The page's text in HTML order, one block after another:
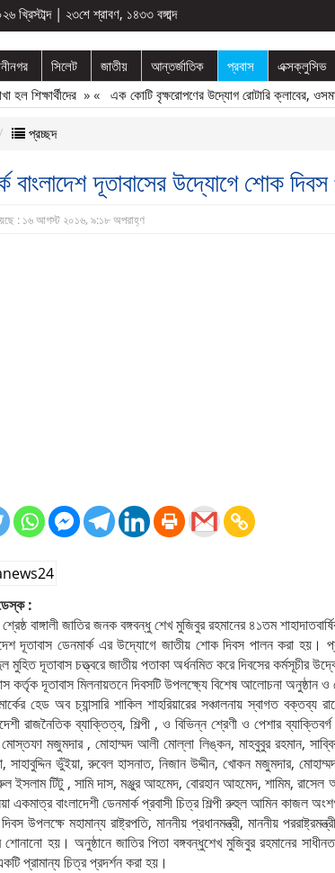
খ্রিস্টাব্দ| ২৩শে শ্রাবণ, ১৪৩৩ বঙ্গাব্দ
সিলেট জাতীয় আন্তর্জাতিক প্রবাস এক্সক্লুসিভ
» «এক কোটি বৃক্ষরোপণের উদ্যোগ রোটারি ক্লাবের,
প্রচ্ছদ
বাংলাদেশ দূতাবাসের উদ্যোগে শোক
: ১৬ আগস্ট ২০১৬, ৯:১৮ অপরাহ্ণ
:
শ্রেষ্ঠ বাঙ্গালী জাতির জনক বঙ্গবন্ধু শেখ মুজিবুর রহমানের ৪১তম
দূতাবাস ডেনমার্ক এর উদ্যোগে জাতীয় শোক দিবস পালন করা হয়।
মুহিত দূতাবাস চত্ত্বরে জাতীয় পতাকা অর্ধনমিত করে দিবসের কর্মসূচীর
কর্তৃক দূতাবাস মিলনায়তনে দিবসটি উপলক্ষ্যে বিশেষ আলোচনা
হেড অব চ্যান্সারি শাকিল শাহরিয়ারের সঞ্চালনায় স্বাগত
রাজনৈতিক ব্যাক্তিত্ব, শিল্পী , ও বিভিন্ন শ্রেণী ও পেশার
মজুমদার , মোহাম্মদ আলী মোল্লা লিঙ্কন, মাহবুবুর রহমান,
সাহাবুদ্দিন ভুঁইয়া, রুবেল হাসনাত, নিজান উদ্দীন, খোকন মজুমদার,
ইসলাম টিটু , সামি দাস, মঞ্জুর আহমেদ, বোরহান আহমেদ, শামিম,
একমাত্র বাংলাদেশী ডেনমার্ক প্রবাসী চিত্র শিল্পী রুহুল আমিন কাজল
উপলক্ষে মহামান্য রাষ্ট্রপতি, মাননীয় প্রধানমন্ত্রী, মাননীয়
শোনানো হয়। অনুষ্ঠানে জাতির পিতা বঙ্গবন্ধুশেখ মুজিবুর রহমানের
প্রামান্য চিত্র প্রদর্শন করা হয়।